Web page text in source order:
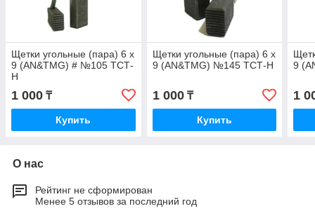
Щетки угольные (пара) 6 х
9 (AN&TMG) # №105 ТСТ-
Н
1 000 ₸
Купить
Щетки угольные (пара) 6 х
9 (AN&TMG) №145 ТСТ-Н
1 000₸
Купить
9
1
О нас
Рейтинг не сформирован
Менее 5 отзывов за последний год